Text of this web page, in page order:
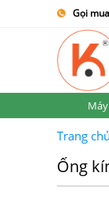
Gọi
Trang chủ
Ống